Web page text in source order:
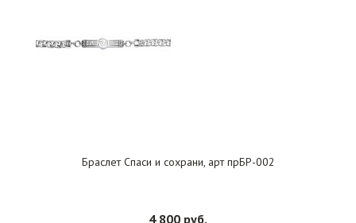
Браслет Спаси и сохрани, арт прБР-002
4 800 руб.